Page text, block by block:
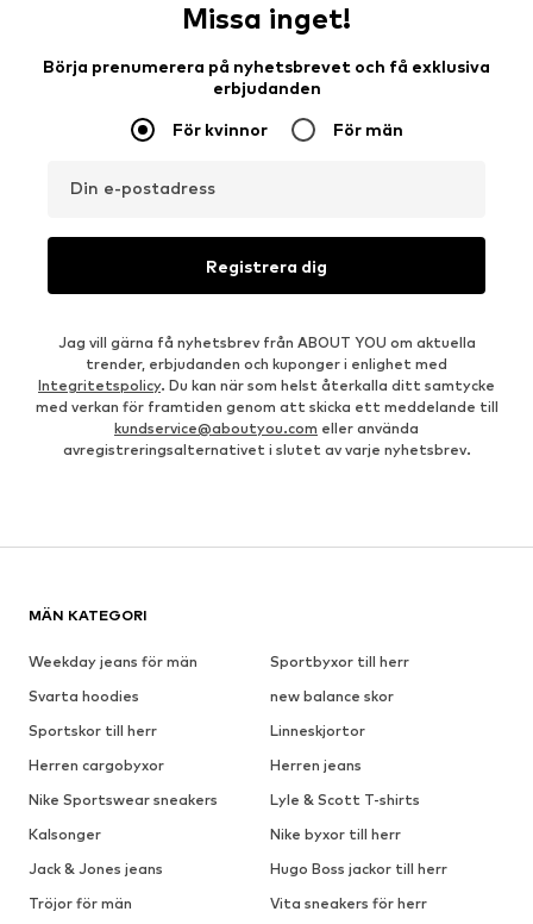
Missa inget!
Börja prenumerera på nyhetsbrevet och få exklusiva
erbjudanden
För kvinnor För män
Din e-postadress
Registrera dig
Jag vill gärna få nyhetsbrev från ABOUT YOU om aktuella
trender, erbjudanden och kuponger i enlighet med
Integritetspolicy. Du kan när som helst återkalla ditt samtycke
med verkan för framtiden genom att skicka ett meddelande till
kundservice@aboutyou.com eller använda
avregistreringsalternativet i slutet av varje nyhetsbrev.
MÄN KATEGORI
Weekday jeans för män
Sportbyxor till herr
Svarta hoodies
new balance skor
Sportskor till herr
Linneskjortor
Herren cargobyxor
Herren jeans
Nike Sportswear sneakers
Lyle & Scott T-shirts
Kalsonger
Nike byxor till herr
Jack & Jones jeans
Hugo Boss jackor till herr
Tröjor för män
Vita sneakers för herr